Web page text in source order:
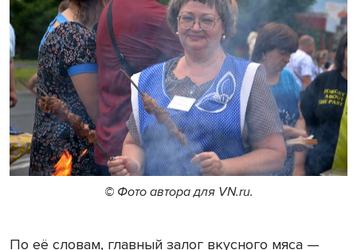
© Фото автора для VN.ru.
По её словам, главный залог вкусного мяса —